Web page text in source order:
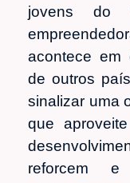
jovens do
acontece em
de outros
sinalizar uma
que
reforcem